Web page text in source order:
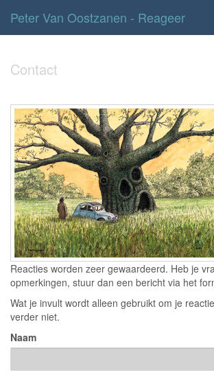
Peter Van Oostzanen - Reageer
Contact
Reacties worden zeer gewaardeerd. Heb je
opmerkingen, stuur dan een bericht via het
Wat je invult wordt alleen gebruikt om je
verder niet.
Naam